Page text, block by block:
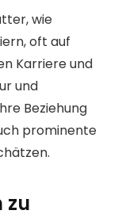
wie
oft auf
Karriere und
und
Beziehung
prominente
zu